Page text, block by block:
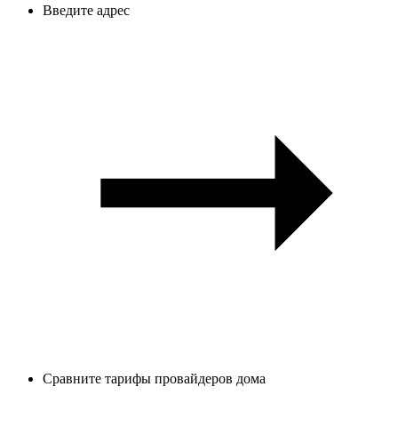
Введите адрес
Сравните тарифы провайдеров дома